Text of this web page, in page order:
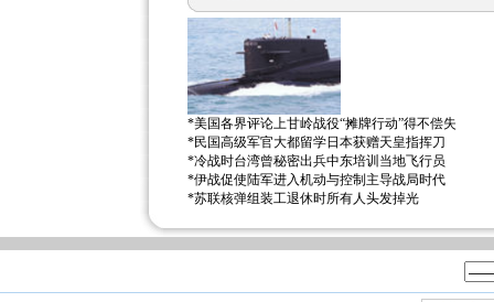
*美国各界评论上甘岭战役“摊牌行动”得不偿失
*民国高级军官大都留学日本获赠天皇指挥刀
*冷战时台湾曾秘密出兵中东培训当地飞行员
*伊战促使陆军进入机动与控制主导战局时代
*苏联核弹组装工退休时所有人头发掉光